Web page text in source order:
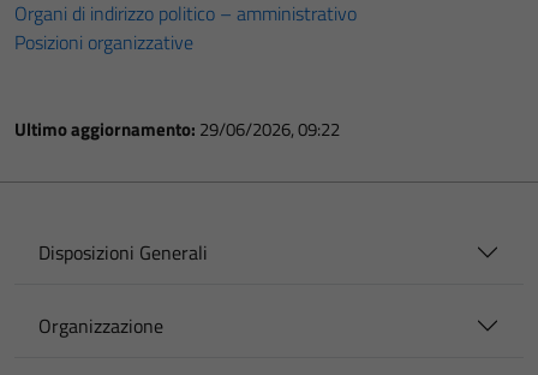
Organi di indirizzo politico – amministrativo
Posizioni organizzative
Ultimo aggiornamento: 29/06/2026, 09:22
Disposizioni Generali
Organizzazione